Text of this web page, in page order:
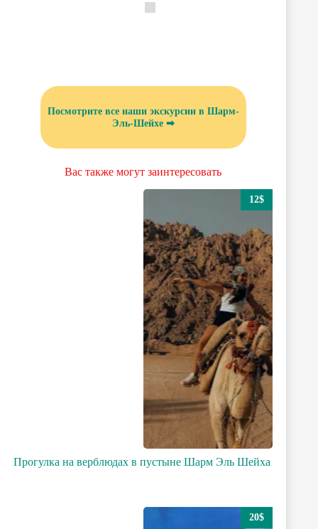
Посмотрите все наши экскурсии в Шарм-
Эль-Шейхе ➡
Вас также могут заинтересовать
Прогулка на верблюдах в пустыне Шарм Эль Шейха
12$
20$